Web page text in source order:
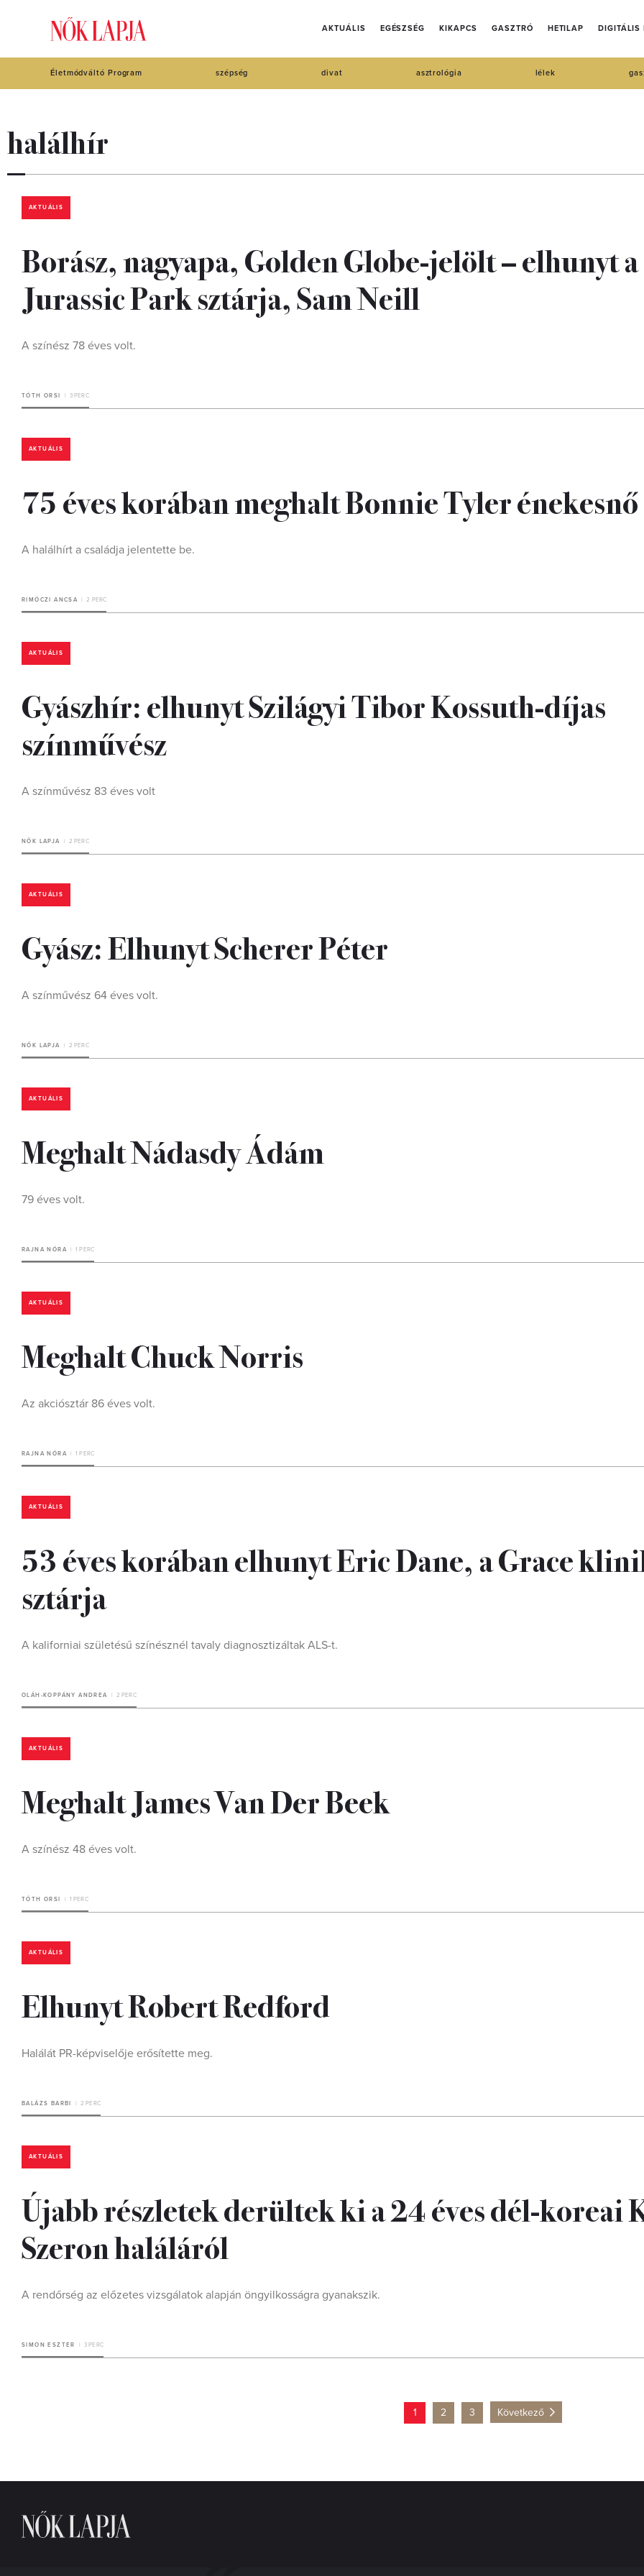
AKTUÁLIS EGÉSZSÉG KIKAPCS GASZTRÓ HETILAP DIGITÁLIS
Életmódváltó Program szépség divat asztrológia lélek
halálhír
AKTUÁLIS
Borász, nagyapa, Golden Globe-jelölt – elhunyt a
Jurassic Park sztárja, Sam Neill
A színész 78 éves volt.
TÓTH ORSI 3 PERC
AKTUÁLIS
75 éves korában meghalt Bonnie Tyler énekesnő
A halálhírt a családja jelentette be.
RIMÓCZI ANCSA 2 PERC
AKTUÁLIS
Gyászhír: elhunyt Szilágyi Tibor Kossuth-díjas
színművész
A színművész 83 éves volt
NŐK LAPJA 2 PERC
AKTUÁLIS
Gyász: Elhunyt Scherer Péter
A színművész 64 éves volt.
NŐK LAPJA 2 PERC
AKTUÁLIS
Meghalt Nádasdy Ádám
79 éves volt.
RAJNA NÓRA 1 PERC
AKTUÁLIS
Meghalt Chuck Norris
Az akciósztár 86 éves volt.
RAJNA NÓRA 1 PERC
AKTUÁLIS
53 éves korában elhunyt Eric Dane, a Grace
sztárja
A kaliforniai születésű színésznél tavaly diagnosztizáltak ALS-t.
OLÁH-KOPPÁNY ANDREA 2 PERC
AKTUÁLIS
Meghalt James Van Der Beek
A színész 48 éves volt.
TÓTH ORSI 1 PERC
AKTUÁLIS
Elhunyt Robert Redford
Halálát PR-képviselője erősítette meg.
BALÁZS BARBI 2 PERC
AKTUÁLIS
Újabb részletek derültek ki a 24 éves dél-koreai
Szeron haláláról
A rendőrség az előzetes vizsgálatok alapján öngyilkosságra gyanakszik.
SIMON ESZTER 3 PERC
1 2 3 Következő